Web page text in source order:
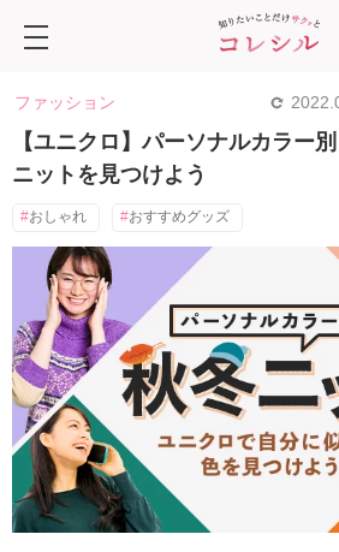
ファッション
【ユニクロ】パーソナルカラー
ニットを見つけよう
おしゃれ おすすめグッズ